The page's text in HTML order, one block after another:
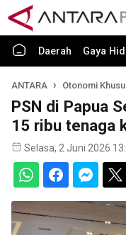
Daerah Gaya
ANTARA Otonomi
PSN di Papua
15 ribu tenaga
Selasa, 2 Juni 2026